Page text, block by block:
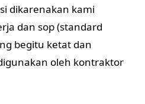
dikarenakan kami
dan sop (standard
begitu ketat dan
oleh kontraktor